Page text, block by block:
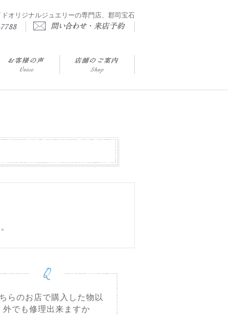
オリジナルジュエリーの専門店、郡司宝石
Q
らのお店で購入した物以
外でも修理出来ますか